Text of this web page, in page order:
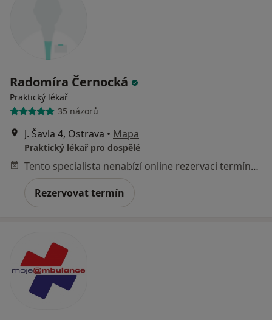
Radomíra Černocká
Praktický lékař
35 názorů
J. Šavla 4, Ostrava • Mapa
Praktický lékař pro dospělé
Tento specialista nenabízí online rezervaci termínu na této adrese.
Rezervovat termín